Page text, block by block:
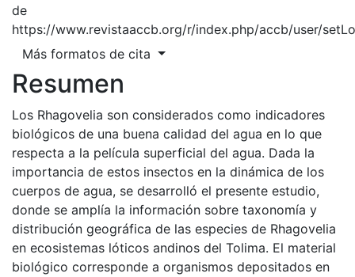
de
https://www.revistaaccb.org/r/index.php/accb/user/
Más formatos de cita
Resumen
Los Rhagovelia son considerados como indicadores
biológicos de una buena calidad del agua en lo que
respecta a la película superficial del agua. Dada la
importancia de estos insectos en la dinámica de los
cuerpos de agua, se desarrolló el presente estudio,
donde se amplía la información sobre taxonomía y
distribución geográfica de las especies de Rhagovelia
en ecosistemas lóticos andinos del Tolima. El material
biológico corresponde a organismos depositados en